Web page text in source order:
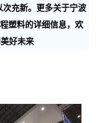
充新。更多关于宁波
塑料的详细信息，欢
好未来